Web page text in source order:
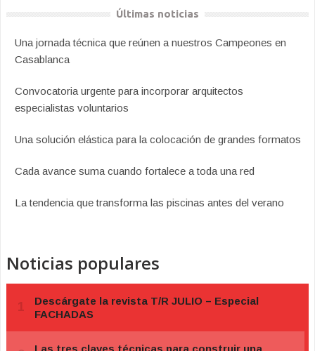
Últimas noticias
Una jornada técnica que reúnen a nuestros Campeones en
Casablanca
Convocatoria urgente para incorporar arquitectos
especialistas voluntarios
Una solución elástica para la colocación de grandes formatos
Cada avance suma cuando fortalece a toda una red
La tendencia que transforma las piscinas antes del verano
Noticias populares